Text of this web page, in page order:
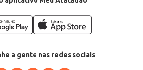
a gente nas redes sociais